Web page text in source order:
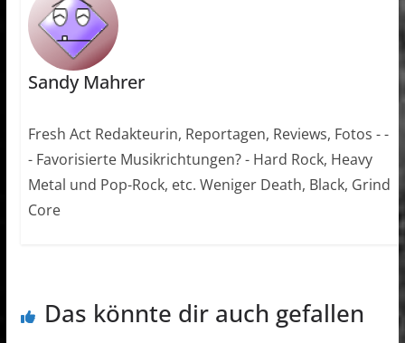
Sandy Mahrer
Fresh Act Redakteurin, Reportagen, Reviews, Fotos - -
- Favorisierte Musikrichtungen? - Hard Rock, Heavy
Metal und Pop-Rock, etc. Weniger Death, Black, Grind
Core
Das könnte dir auch gefallen